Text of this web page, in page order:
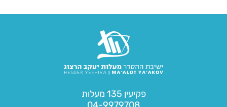
פקיעין 135 מעלות